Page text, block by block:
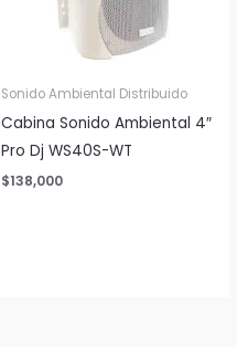
Sonido Ambiental Distribuido
Cabina Sonido Ambiental 4″
Pro Dj WS40S-WT
$138,000